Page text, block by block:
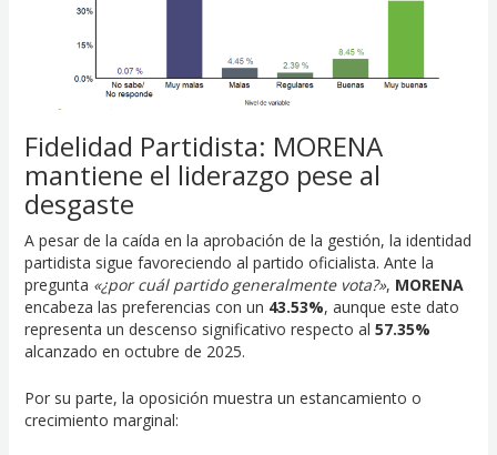
Fidelidad Partidista: MORENA
mantiene el liderazgo pese al
desgaste
A pesar de la caída en la aprobación de la gestión, la identidad
partidista sigue favoreciendo al partido oficialista. Ante la
pregunta «¿por cuál partido generalmente vota?», MORENA
encabeza las preferencias con un 43.53%, aunque este dato
representa un descenso significativo respecto al 57.35%
alcanzado en octubre de 2025.
Por su parte, la oposición muestra un estancamiento o
crecimiento marginal: